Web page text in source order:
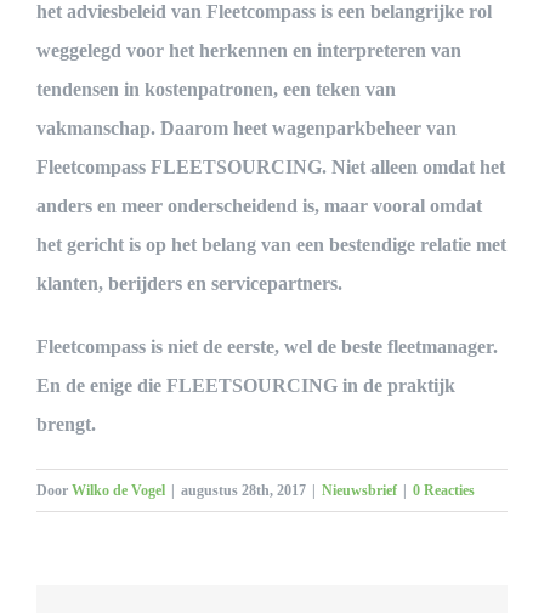
het adviesbeleid van Fleetcompass is een belangrijke rol
weggelegd voor het herkennen en interpreteren van
tendensen in kostenpatronen, een teken van
vakmanschap. Daarom heet wagenparkbeheer van
Fleetcompass FLEETSOURCING. Niet alleen omdat het
anders en meer onderscheidend is, maar vooral omdat
het gericht is op het belang van een bestendige relatie met
klanten, berijders en servicepartners.
Fleetcompass is niet de eerste, wel de beste fleetmanager.
En de enige die FLEETSOURCING in de praktijk
brengt.
Door Wilko de Vogel augustus 28th, 2017 Nieuwsbrief 0 Reacties